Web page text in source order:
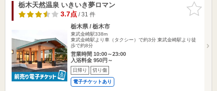
お気に入
りに追加
栃木天然温泉 いきいき夢ロマン
3.7点/ 31 件
栃木県 / 栃木市
東武金崎駅338m
東武金崎駅より車（タクシー）で約3分 東武金崎駅より徒
歩で約8分
営業時間 10:00～23:00
入浴料金 950円～
日帰り 切り傷
電子チケットあり